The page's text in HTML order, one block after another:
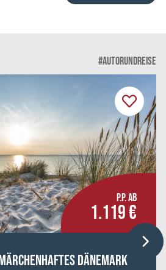
#AUTORUNDREISE
P.P. AB
1.119 €
Dänemark